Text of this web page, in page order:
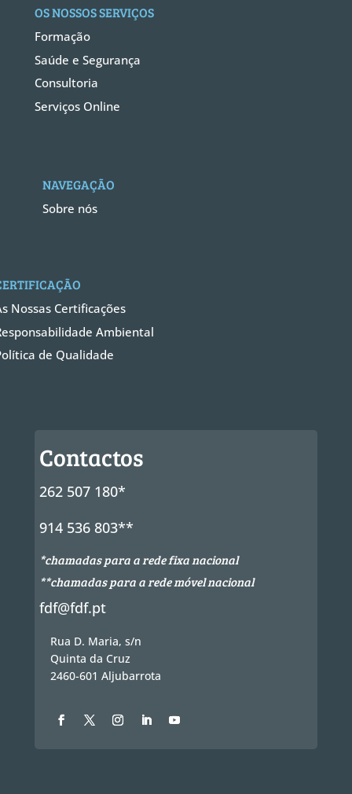
OS NOSSOS SERVIÇOS
Formação
Saúde e Segurança
Consultoria
Serviços Online
NAVEGAÇÃO
Sobre nós
Nossas Certificações
Ambiental
de Qualidade
Contactos
262 507 180*
914 536 803**
*chamadas para a rede fixa nacional
**chamadas para a rede móvel nacional
fdf@fdf.pt
Rua D. Maria, s/n
Quinta da Cruz
2460-601 Aljubarrota